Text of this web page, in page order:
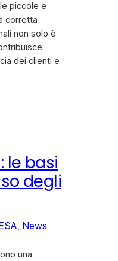
piccole e
corretta
non solo è
dei clienti e
le basi
degli
, News
una